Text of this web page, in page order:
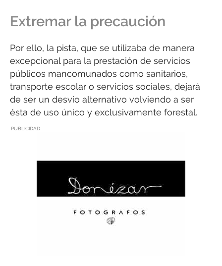
Extremar la precaución
Por ello, la pista, que se utilizaba de manera
excepcional para la prestación de servicios
públicos mancomunados como sanitarios,
transporte escolar o servicios sociales, dejará
de ser un desvío alternativo volviendo a ser
ésta de uso único y exclusivamente forestal.
PUBLICIDAD